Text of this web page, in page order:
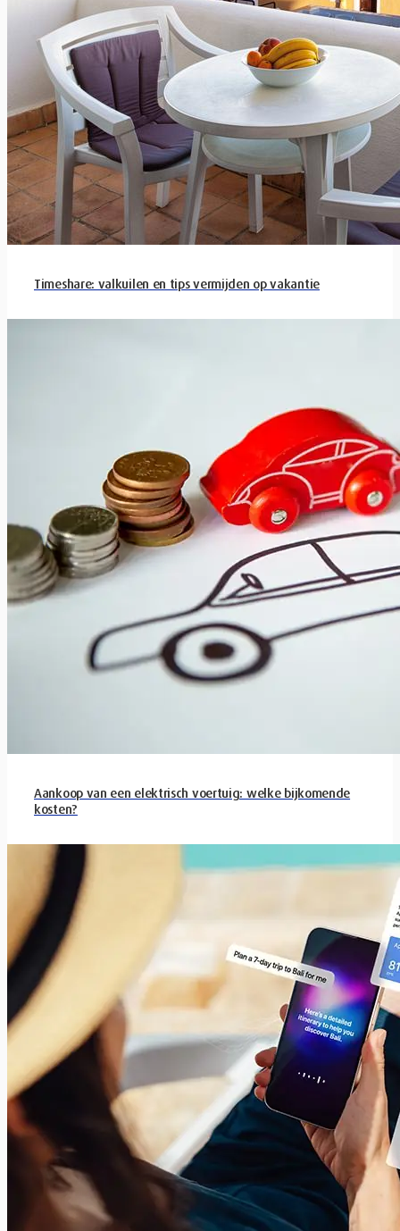
Timeshare: valkuilen en tips vermijden op vakantie
Aankoop van een elektrisch voertuig: welke bijkomende
kosten?